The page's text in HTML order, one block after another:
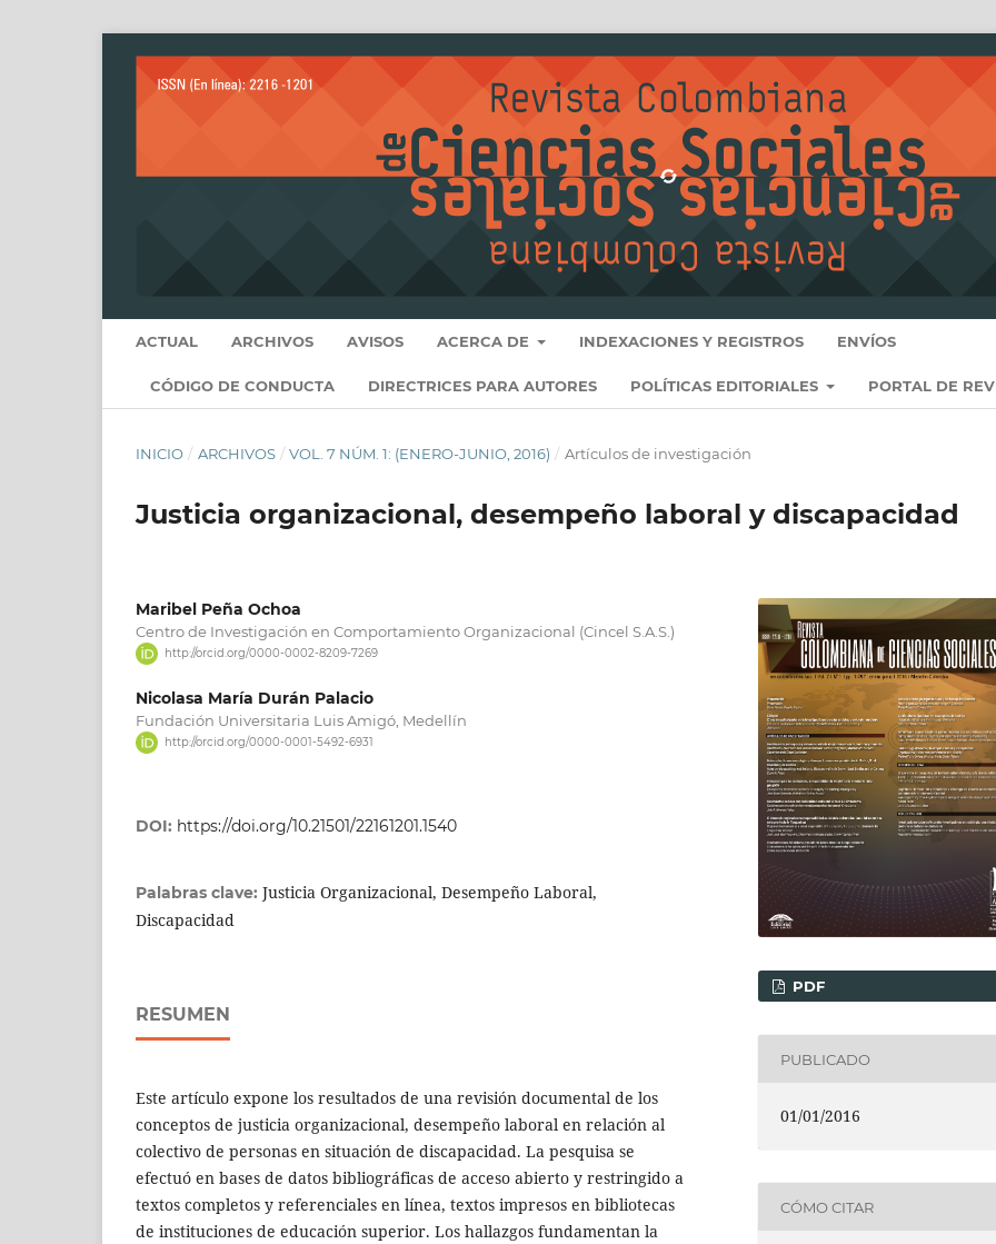
ACTUAL ARCHIVOS AVISOS ACERCA DE INDEXACIONES Y REGISTROS ENVÍOS
CÓDIGO DE CONDUCTA DIRECTRICES PARA AUTORES POLÍTICAS EDITORIALES PORTAL DE
INICIO / ARCHIVOS / VOL. 7 NÚM. 1: (ENERO-JUNIO, 2016) / Artículos de investigación
Justicia organizacional, desempeño laboral y discapacidad
Maribel Peña Ochoa
Centro de Investigación en Comportamiento Organizacional (Cincel S.A.S.)
http://orcid.org/0000-0002-8209-7269
Nicolasa María Durán Palacio
Fundación Universitaria Luis Amigó, Medellín
http://orcid.org/0000-0001-5492-6931
DOI: https://doi.org/10.21501/22161201.1540
Palabras clave: Justicia Organizacional, Desempeño Laboral,
Discapacidad
RESUMEN
Este artículo expone los resultados de una revisión documental de los
conceptos de justicia organizacional, desempeño laboral en relación al
colectivo de personas en situación de discapacidad. La pesquisa se
efectuó en bases de datos bibliográficas de acceso abierto y restringido a
textos completos y referenciales en línea, textos impresos en bibliotecas
de instituciones de educación superior. Los hallazgos fundamentan la
PDF
PUBLICADO
01/01/2016
CÓMO CITAR